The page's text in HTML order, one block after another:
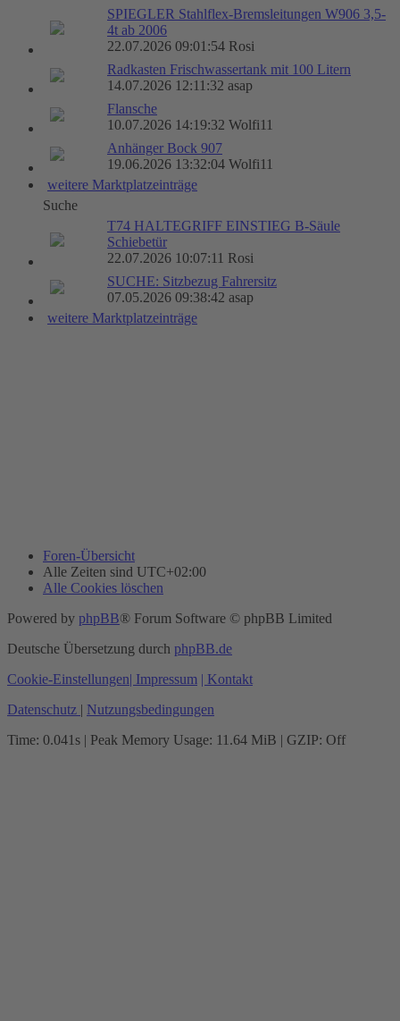
SPIEGLER Stahlflex-Bremsleitungen W906 3,5-
4t ab 2006
22.07.2026 09:01:54 Rosi
Radkasten Frischwassertank mit 100 Litern
14.07.2026 12:11:32 asap
Flansche
10.07.2026 14:19:32 Wolfi11
Anhänger Bock 907
19.06.2026 13:32:04 Wolfi11
weitere Marktplatzeinträge
Suche
T74 HALTEGRIFF EINSTIEG B-Säule
Schiebetür
22.07.2026 10:07:11 Rosi
SUCHE: Sitzbezug Fahrersitz
07.05.2026 09:38:42 asap
weitere Marktplatzeinträge
Foren-Übersicht
Alle Zeiten sind UTC+02:00
Alle Cookies löschen
Powered by phpBB® Forum Software © phpBB Limited
Deutsche Übersetzung durch phpBB.de
Cookie-Einstellungen| Impressum | Kontakt
Datenschutz | Nutzungsbedingungen
Time: 0.041s | Peak Memory Usage: 11.64 MiB | GZIP: Off